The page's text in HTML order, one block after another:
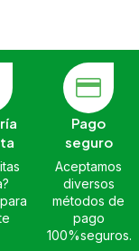
Pago
seguro
Aceptamos
diversos
métodos de
pago
100%seguros.